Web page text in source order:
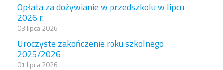
Opłata za dożywianie w przedszkolu w lipcu
2026 r.
03 lipca 2026
Uroczyste zakończenie roku szkolnego
2025/2026
01 lipca 2026